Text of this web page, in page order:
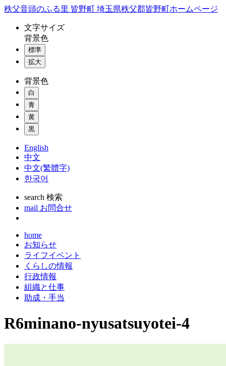
コ
秩父音頭のふる里 皆野町 埼玉県秩父郡皆野町ホームページ
文字サイズ
背景色
標準
拡大
背景色
白
青
黄
黒
English
中文
中文(繁體字)
한국어
search 検索
mail お問合せ
home
お知らせ
ライフイベント
くらしの情報
行政情報
組織と仕事
助成・手当
R6minano-nyusatsuyotei-4